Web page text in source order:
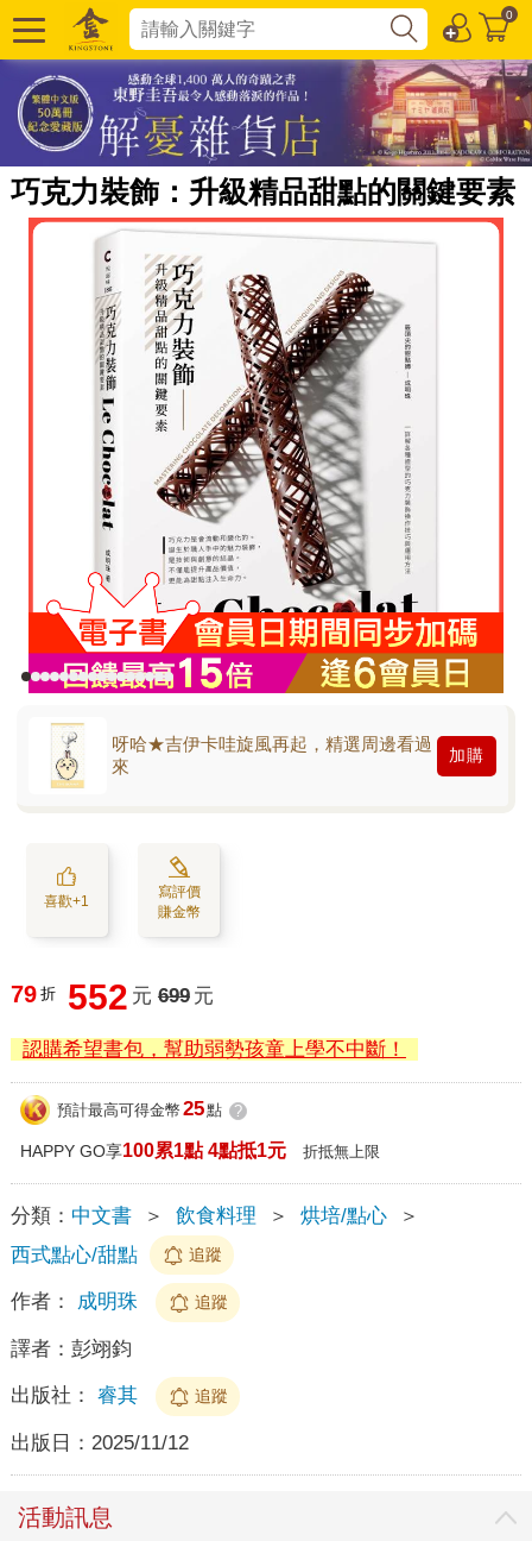
0
巧克力裝飾：升級精品甜點的關鍵要素
呀哈★吉伊卡哇旋風再起，精選周邊看過
來
加購
喜歡+1
寫評價
賺金幣
79 折 552 元 699 元
認購希望書包，幫助弱勢孩童上學不中斷！
預計最高可得金幣 25點 ?
HAPPY GO享100累1點 4點抵1元 折抵無上限
分類： 中文書 ＞ 飲食料理 ＞ 烘培/點心
＞
西式點心/甜點
追蹤
作者： 成明珠 追蹤
譯者： 彭翊鈞
出版社： 睿其 追蹤
出版日： 2025/11/12
活動訊息